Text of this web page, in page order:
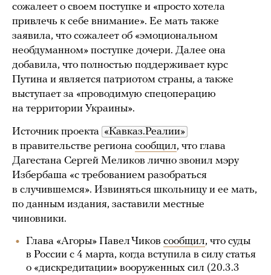
сожалеет о своем поступке и «просто хотела
привлечь к себе внимание». Ее мать также
заявила, что сожалеет об «эмоциональном
необдуманном» поступке дочери. Далее она
добавила, что полностью поддерживает курс
Путина и является патриотом страны, а также
выступает за «проводимую спецоперацию
на территории Украины».
Источник проекта «Кавказ.Реалии»
в правительстве региона сообщил, что глава
Дагестана Сергей Меликов лично звонил мэру
Избербаша «с требованием разобраться
в случившемся». Извиняться школьницу и ее мать,
по данным издания, заставили местные
чиновники.
Глава «Агоры» Павел Чиков сообщил, что суды
в России с 4 марта, когда вступила в силу статья
о «дискредитации» вооруженных сил (20.3.3